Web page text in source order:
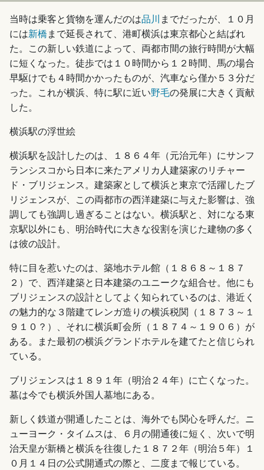
当時は乗客と貨物を運んだのは品川 までだったが、１０月
には新橋まで延長されて、港町横浜は東京都心と結ばれ
た。この新しい鉄道によって、両都市間の旅行時間が大幅
に短くなった。徒歩では１０時間から１２時間、馬の場合
早駆けでも４時間かかったものが、汽車なら僅か５３分だ
った。これが横浜、特に駅に近い野毛の発展に大きく貢献
した。
横浜駅の浮世絵
横浜駅を設計したのは、１８６４年（元治元年）にサンフ
ランシスコから日本に来たアメリカ人建築家のリチャー
ド・ブリジェンス。建築家として横浜と東京で活躍したブ
リジェンスが、この両都市の西洋建築に与えた影響は、強
調しても強調し過ぎることはない。横浜駅と、対になる東
京駅以外にも、明治時代に大きな役割を演じた建物の多く
は彼の設計。
特に目を惹いたのは、築地ホテル館（１８６８～１８７
２）で、西洋建築と日本建築のユニークな組合せ。他にも
ブリジェンスの設計としてよく知られているのは、港近く
の魅力的な３階建てレンガ造りの横浜税関（１８７３～１
９１０？）、それに横浜町会所（１８７４～１９０６）が
ある。また最初の横浜グランドホテルを建てたと信じられ
ている。
ブリジェンスは１８９１年（明治２４年）に亡くなった。
墓は今でも横浜外国人墓地にある。
新しく鉄道が開通したことは、海外でも関心を呼んだ。ニ
ューヨーク・タイムスは、６月の開通後に短く、次いで明
治天皇が新橋と横浜を往復した１８７２年（明治５年）１
０月１４日の公式開通式の際と、二度まで報じている。